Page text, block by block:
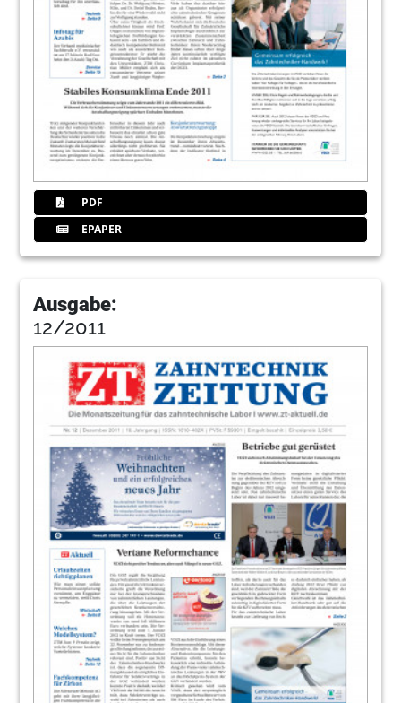
PDF
EPAPER
Ausgabe:
12/2011